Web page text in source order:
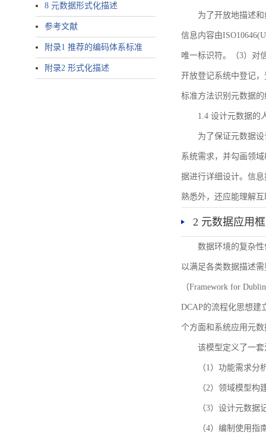
8 元数据形式化描述
参考文献
附录1 推荐的编码体系标准
附录2 形式化描述
为了开放地描述
信息内容由
唯一标识符。（3）对
开放登记系统中登记
标准方法识别元数据
1.4 设计元数据的
为了保证元数据
系统需求，并勾画领
据进行详细设计。信
熟悉外，还应能理解
2 元数据应用
数据环境的复杂
以满足各类数据描述
（Framework for
DCAP的流程化思想建
个方面和系统应用元
该模型定义了一
（1）功能需求
（2）领域模型
（3）设计元数据
（4）编制使用指